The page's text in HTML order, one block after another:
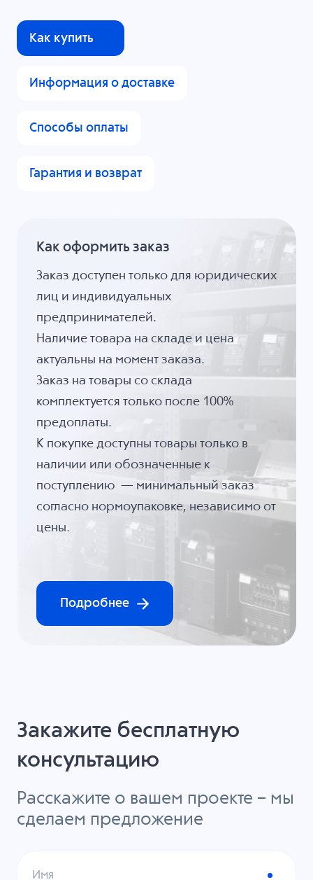
Как купить
Информация о доставке
Способы оплаты
Гарантия и возврат
Как оформить заказ
Заказ доступен только для юридических
лиц и индивидуальных
предпринимателей.
Наличие товара на складе и цена
актуальны на момент заказа.
Заказ на товары со склада
комплектуется только после 100%
предоплаты.
К покупке доступны товары только в
наличии или обозначенные к
поступлению — минимальный заказ
согласно нормоупаковке, независимо от
цены.
Подробнее
Закажите бесплатную
консультацию
Расскажите о вашем проекте – мы
сделаем предложение
Имя